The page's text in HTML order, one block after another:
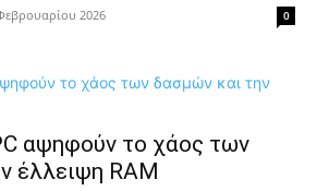
2026 0
αψηφούν το χάος των
έλλειψη RAM